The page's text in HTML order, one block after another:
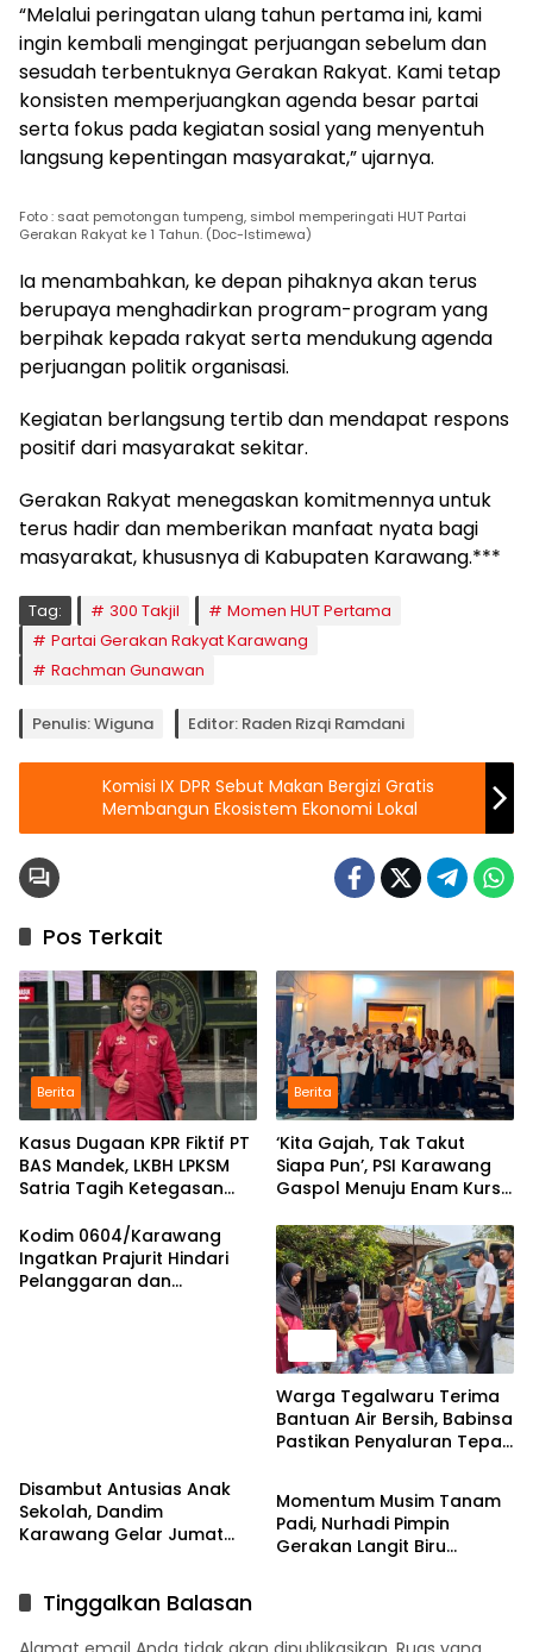
“Melalui peringatan ulang tahun pertama ini, kami
ingin kembali mengingat perjuangan sebelum dan
sesudah terbentuknya Gerakan Rakyat. Kami tetap
konsisten memperjuangkan agenda besar partai
serta fokus pada kegiatan sosial yang menyentuh
langsung kepentingan masyarakat,” ujarnya.
Foto : saat pemotongan tumpeng, simbol memperingati HUT Partai
Gerakan Rakyat ke 1 Tahun. (Doc-Istimewa)
Ia menambahkan, ke depan pihaknya akan terus
berupaya menghadirkan program-program yang
berpihak kepada rakyat serta mendukung agenda
perjuangan politik organisasi.
Kegiatan berlangsung tertib dan mendapat respons
positif dari masyarakat sekitar.
Gerakan Rakyat menegaskan komitmennya untuk
terus hadir dan memberikan manfaat nyata bagi
masyarakat, khususnya di Kabupaten Karawang.***
Tag: 300 Takjil
Momen HUT Pertama
Partai Gerakan Rakyat Karawang
Rachman Gunawan
Penulis: Wiguna Editor: Raden Rizqi Ramdani
Komisi IX DPR Sebut Makan Bergizi Gratis
Membangun Ekosistem Ekonomi Lokal
Pos Terkait
Berita
Kasus Dugaan KPR Fiktif PT
BAS Mandek, LKBH LPKSM
Satria Tagih Ketegasan
Berita
‘Kita Gajah, Tak Takut
Siapa Pun’, PSI Karawang
Gaspol Menuju Enam Kursi
Kodim 0604/Karawang
Ingatkan Prajurit Hindari
Pelanggaran dan
Warga Tegalwaru Terima
Bantuan Air Bersih, Babinsa
Pastikan Penyaluran Tepat
Disambut Antusias Anak
Sekolah, Dandim
Karawang Gelar Jumat
Politik
Momentum Musim Tanam
Padi, Nurhadi Pimpin
Gerakan Langit Biru
Tinggalkan Balasan